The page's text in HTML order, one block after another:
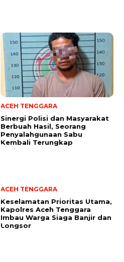
ACEH TENGGARA
Sinergi Polisi dan Masyarakat
Berbuah Hasil, Seorang
Penyalahgunaan Sabu
Kembali Terungkap
ACEH TENGGARA
Keselamatan Prioritas Utama,
Kapolres Aceh Tenggara
Imbau Warga Siaga Banjir dan
Longsor